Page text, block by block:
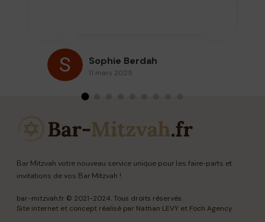
Sophie Berdah
11 mars 2025
Bar Mitzvah votre nouveau service unique pour les faire-parts et
invitations de vos Bar Mitzvah !
bar-mitzvah.fr © 2021-2024. Tous droits réservés.
Site internet et concept réalisé par Nathan LEVY et Foch Agency